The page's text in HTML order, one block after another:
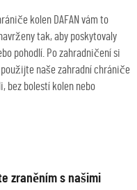
kolen DAFAN vám to
tak, aby poskytovaly
pohodlí. Po zahradničení si
naše zahradní chrániče
bez bolestí kolen nebo
zraněním s našimi